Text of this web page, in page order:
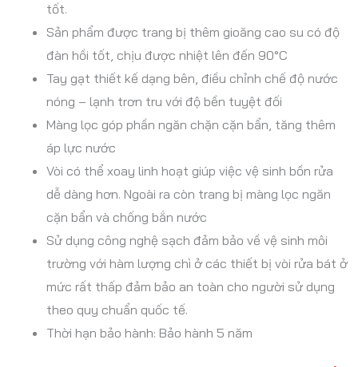
tốt.
Sản phẩm được trang bị thêm gioăng cao su có độ
đàn hồi tốt, chịu được nhiệt lên đến 90°C
Tay gạt thiết kế dạng bên, điều chỉnh chế độ nước
nóng – lạnh trơn tru với độ bền tuyệt đối
Màng lọc góp phần ngăn chặn cặn bẩn, tăng thêm
áp lực nước
Vòi có thể xoay linh hoạt giúp việc vệ sinh bồn rửa
dễ dàng hơn. Ngoài ra còn trang bị màng lọc ngăn
cặn bẩn và chống bắn nước
Sử dụng công nghệ sạch đảm bảo về vệ sinh môi
trường với hàm lượng chì ở các thiết bị vòi rửa bát ở
mức rất thấp đảm bảo an toàn cho người sử dụng
theo quy chuẩn quốc tế.
Thời hạn bảo hành: Bảo hành 5 năm